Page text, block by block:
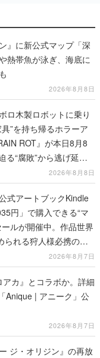
』に新公式マップ「深
熱帯魚が泳ぎ、海底に
2026年8月8日
ロ木製ロボットに乗り
”を持ち帰るホラーア
ROT』が本日8月8
る“腐敗”から逃げ延
2026年8月8日
式アートブックKindle
円」で購入できる“マ
ルが開催中。作品世界
られる狩人様必携の一
2026年8月7日
アカ』とコラボか。詳細
Anique | アニーク」公
2026年8月7日
ジ・オリジン』の再放